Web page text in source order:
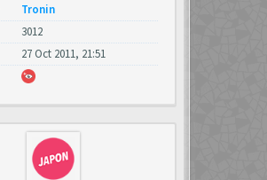
Tronin
3012
27 Oct 2011, 21:51